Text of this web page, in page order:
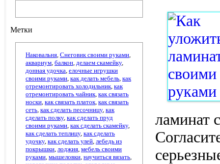
Метки
Наковальня, Снеговик своими руками,
аквариум, балкон, делаем скамейку,
донная удочка, елочные игрушки
своими руками, как делать мебель, как
отремонтировать холодильник, как
отремонтировать чайник, как связать
носки, как связать платок, как связать
сеть, как сделать песочницу, как
сделать полку, как сделать пруд
своими руками, как сделать скамейку,
как сделать теплицу, как сделать
удочку, как сделать улей, лебедь из
покрышки, лоджия, мебель своими
руками, мышеловки, научиться вязать,
ламинат